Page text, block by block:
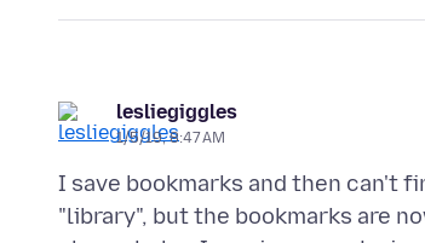
lesliegiggles
1/5/19, 8:47 AM
I save bookmarks and then can't
"library", but the bookmarks are